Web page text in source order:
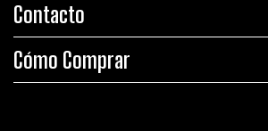
Contacto
Cómo Comprar